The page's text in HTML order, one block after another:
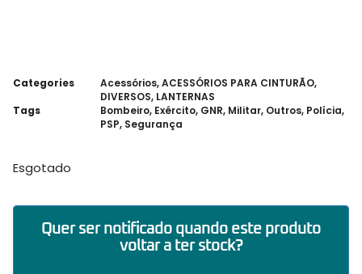
Categories Acessórios,ACESSÓRIOS PARA CINTURÃO,
DIVERSOS, LANTERNAS
Tags
Bombeiro, Exército, GNR, Militar, Outros, Polícia,
PSP, Segurança
Esgotado
Quer ser notificado quando este produto
voltar a ter stock?